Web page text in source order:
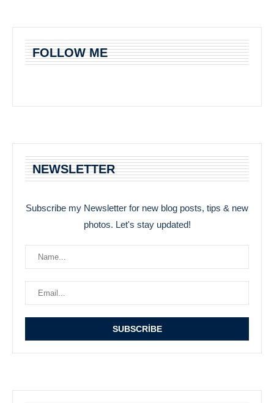
FOLLOW ME
NEWSLETTER
Subscribe my Newsletter for new blog posts, tips & new
photos. Let's stay updated!